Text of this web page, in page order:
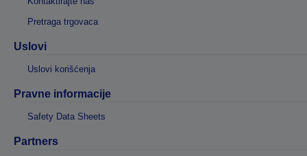
Pretraga trgovaca
Uslovi
Uslovi korišćenja
Pravne informacije
Safety Data Sheets
Partners